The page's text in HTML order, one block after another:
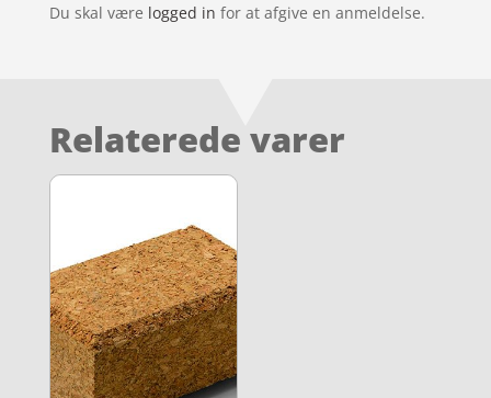
Du skal være logged in for at afgive en anmeldelse.
Relaterede varer